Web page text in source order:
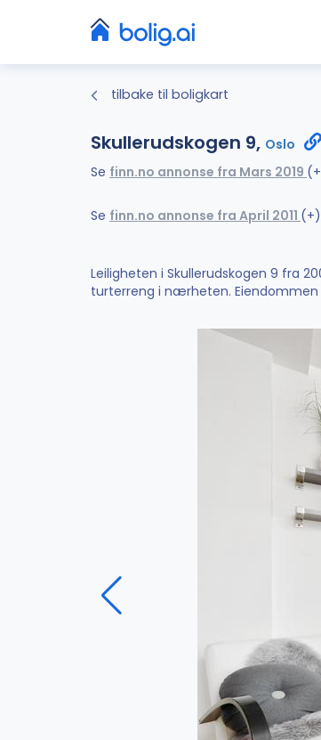
tilbake til boligkart
Skullerudskogen 9, Oslo
Se finn.no annonse fra Mars 2019
Se finn.no annonse fra April 2011 (+)
Leiligheten i Skullerudskogen 9 fra
turterreng i nærheten. Eiendommen